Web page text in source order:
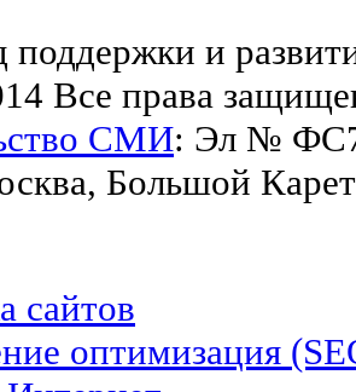
и
Все права
СМИ: Эл №
Большой
сайтов
оптимизация